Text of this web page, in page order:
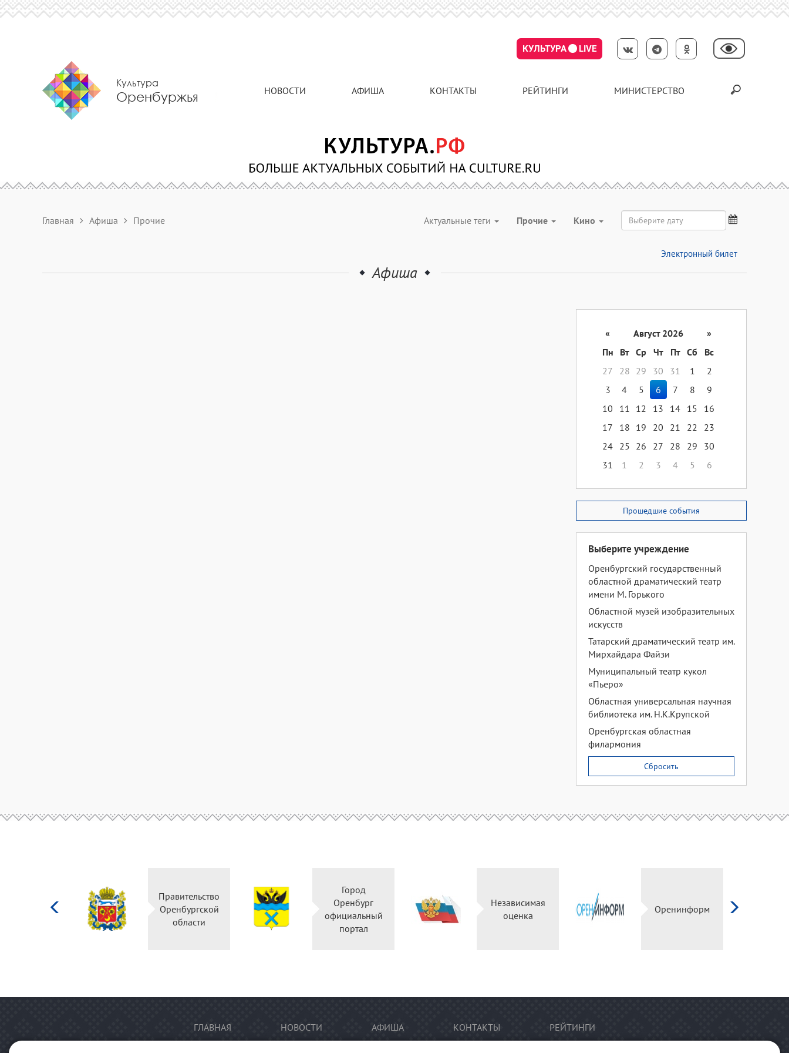
КУЛЬТУРА LIVE
Культура
Оренбуржья НОВОСТИ АФИША КОНТАКТЫ РЕЙТИНГИ МИНИСТЕРСТВО
Главная Афиша Прочие Актуальные теги Прочие Кино
Электронный билет
Афиша
« Август 2026
»
Пн
Вт Ср Чт Пт Сб
Вс
27
28 29 30 31 1
2
3
4 5 6 7 8
9
10
11 12 13 14 15
16
17
18 19 20 21 22
23
24 25 26 27 28 29
30
31
1 2 3 4 5 6
Прошедшие события
Выберите учреждение
Оренбургский государственный
областной драматический театр
имени М. Горького
Областной музей изобразительных
искусств
Татарский драматический театр им.
Мирхайдара Файзи
Муниципальный театр кукол
«Пьеро»
Областная универсальная научная
библиотека им. Н.К.Крупской
Оренбургская областная
филармония
Сбросить
Правительство
Оренбургской
области
Город
Оренбург
официальный
портал
Независимая
оценка
Оренинформ
ГЛАВНАЯ НОВОСТИ АФИША КОНТАКТЫ РЕЙТИНГИ